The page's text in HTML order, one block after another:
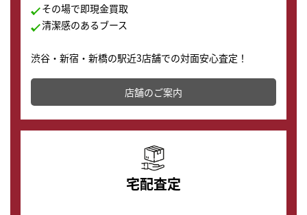
その場で即現金買取
清潔感のあるブース
渋谷・新宿・新橋の駅近3店舗での対面安心査定！
その場で現金買取致します。渋谷本店では、時計販売の
店舗を併設しており、下取りに出してお得に新しい時計
の購入もできます♪
店舗のご案内
宅配査定